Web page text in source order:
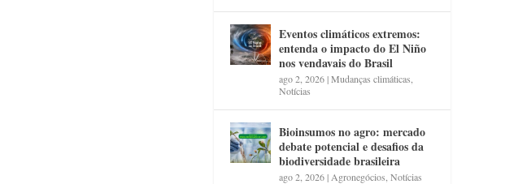
Eventos climáticos extremos:
entenda o impacto do El Niño
nos vendavais do Brasil
ago 2, 2026|Mudanças climáticas
Notícias
Bioinsumos no agro: mercado
debate potencial e desafios da
biodiversidade brasileira
ago 2, 2026| Agronegócios ,Notícias